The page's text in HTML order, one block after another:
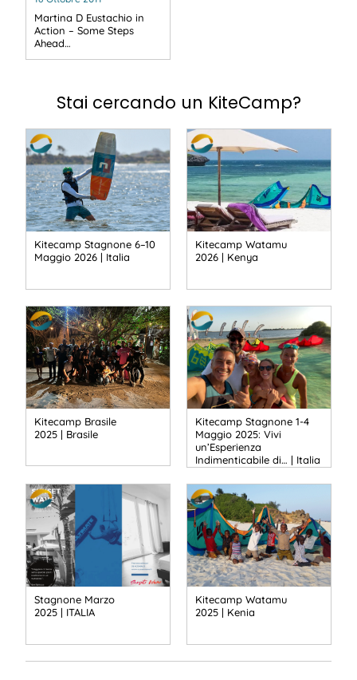
Martina D Eustachio in
Action – Some Steps
Ahead…
Stai cercando un KiteCamp?
Kitecamp Stagnone 6–10
Maggio 2026 | Italia
Kitecamp Watamu
2026 | Kenya
Kitecamp Brasile
2025 | Brasile
Kitecamp Stagnone 1-4
Maggio 2025: Vivi
un’Esperienza
Indimenticabile di… | Italia
Stagnone Marzo
2025 | ITALIA
Kitecamp Watamu
2025 | Kenia